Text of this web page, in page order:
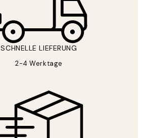
SCHNELLE LIEFERUNG
2-4 Werktage